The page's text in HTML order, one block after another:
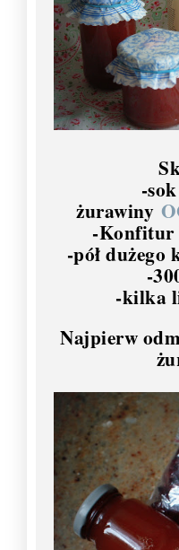
-
żurawiny
-
-pół dużego
-
-kilka
Najpierw